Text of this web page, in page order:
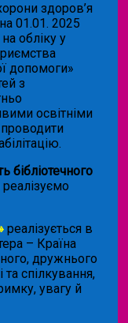
здоров’я
01.01. 2025
обліку у
допомоги»
з
освітніми
бібліотечного
реалізуємо
реалізується в
– Країна
дружнього
спілкування,
увагу й